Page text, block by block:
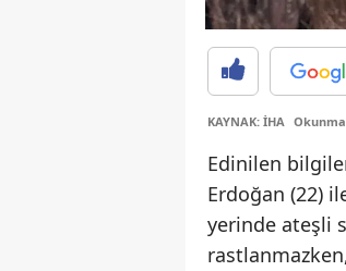
KAYNAK: İHA
Edinilen
Erdoğan (22)
yerinde ateşli